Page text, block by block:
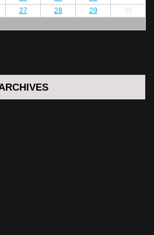
27 28 29
30